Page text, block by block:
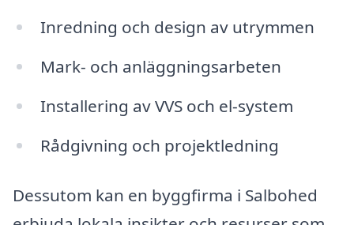
Inredning och design av utrymmen
Mark- och anläggningsarbeten
Installering av VVS och el-system
Rådgivning och projektledning
Dessutom kan en byggfirma i Salbohed